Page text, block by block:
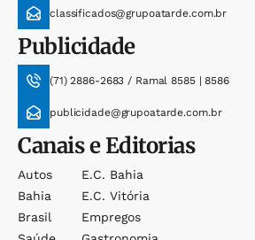
classificados@grupoatarde.com.br
Publicidade
(71) 2886-2683 / Ramal 8585 | 8586
publicidade@grupoatarde.com.br
Canais e Editorias
Autos
Bahia
Brasil
E.c. Bahia
E.c. Vitória
Empregos